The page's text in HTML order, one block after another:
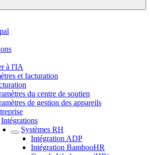
à l'IA
et facturation
du centre de soutien
de gestion des appareils
Intégrations
Systèmes RH
Intégration ADP
Intégration BambooHR